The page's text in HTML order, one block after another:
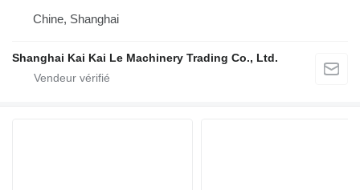
Chine, Shanghai
Shanghai Kai Kai Le Machinery Trading Co., Ltd.